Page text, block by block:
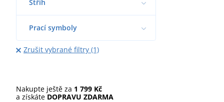
Střih
Prací symboly
Zrušit vybrané filtry (1)
Nakupte ještě za 1 799 Kč
a získáte DOPRAVU ZDARMA